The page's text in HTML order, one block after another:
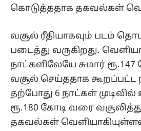
கொடுத்ததாக தகவல்கள்
வசூல் ரீதியாகவும் படம்
படைத்து வருகிறது.
நாட்களிலேயே சுமார்
வசூல் செய்ததாக கூறப்பட்ட
தற்போது 6 நாட்கள்
ரூ.180 கோடி வரை
தகவல்கள்